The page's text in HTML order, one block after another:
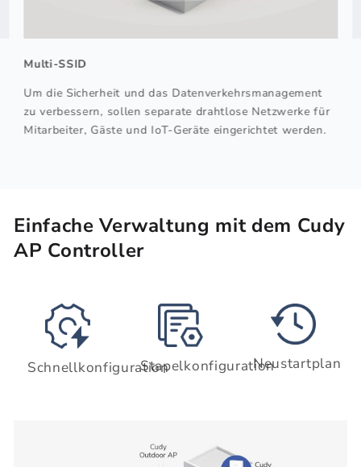
Einfache Verwaltung mit dem Cudy
AP Controller
SchnellkonfigurationStapelkonfigurationNeustartplan